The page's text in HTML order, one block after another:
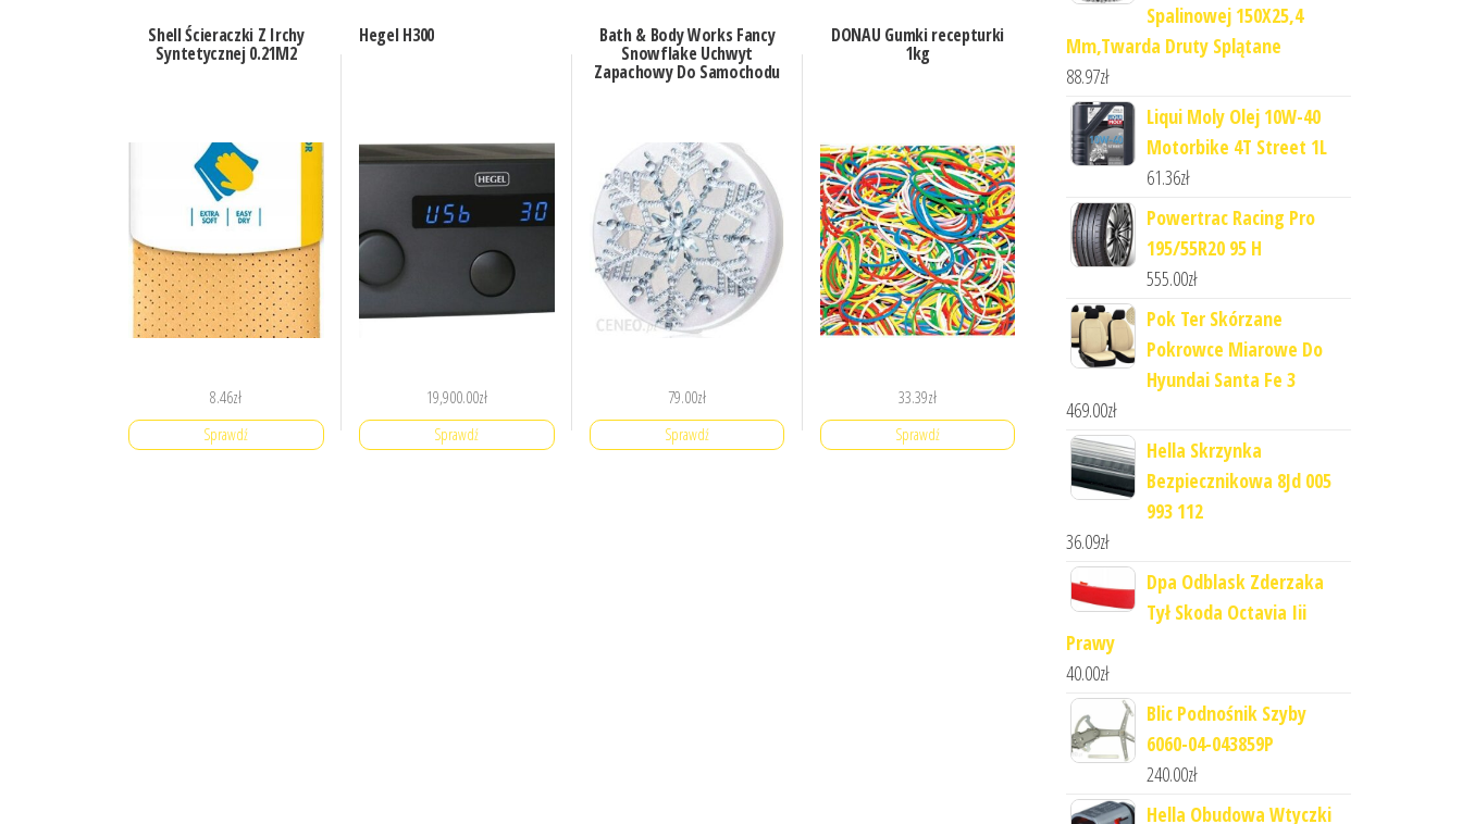
Shell Ścieraczki Z Irchy
Syntetycznej 0.21M2
8.46zł
Sprawdź
Hegel H300
19,900.00zł
Sprawdź
Bath & Body Works Fancy
Snowflake Uchwyt
Zapachowy Do Samochodu
79.00zł
Sprawdź
DONAU Gumki recepturki
1kg
33.39zł
Sprawdź
Spalinowej 150X25,4
Mm,Twarda Druty Splątane
88.97zł
Liqui Moly Olej 10W-40
Motorbike 4T Street 1L
61.36zł
Powertrac Racing Pro
195/55R20 95 H
555.00zł
Pok Ter Skórzane
Pokrowce Miarowe Do
Hyundai Santa Fe 3
469.00zł
Hella Skrzynka
Bezpiecznikowa 8Jd 005
993 112
36.09zł
Dpa Odblask Zderzaka
Tył Skoda Octavia Iii
Prawy
40.00zł
Blic Podnośnik Szyby
6060-04-043859P
240.00zł
Hella Obudowa Wtyczki